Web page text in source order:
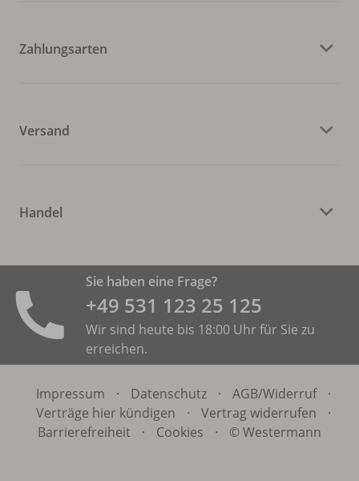
Zahlungsarten
Versand
Handel
Sie haben eine Frage?
+49 531 ­123 25 125
Wir sind heute bis 18:00 Uhr für Sie zu
erreichen.
Impressum · Datenschutz · AGB/Widerruf
·
Verträge hier kündigen
· Vertrag widerrufen
·
Barrierefreiheit
· Cookies · © Westermann